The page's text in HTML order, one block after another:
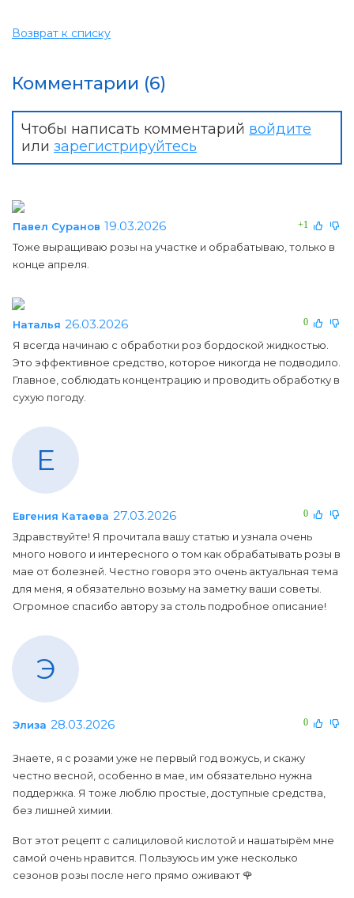
Возврат к списку
Комментарии (6)
Чтобы написать комментарий войдите
или зарегистрируйтесь
+1
Павел Суранов 19.03.2026
Тоже выращиваю розы на участке и обрабатываю, только в
конце апреля.
0
Наталья 26.03.2026
Я всегда начинаю с обработки роз бордоской жидкостью.
Это эффективное средство, которое никогда не подводило.
Главное, соблюдать концентрацию и проводить обработку в
сухую погоду.
Е
0
Евгения Катаева 27.03.2026
Здравствуйте! Я прочитала вашу статью и узнала очень
много нового и интересного о том как обрабатывать розы в
мае от болезней. Честно говоря это очень актуальная тема
для меня, я обязательно возьму на заметку ваши советы.
Огромное спасибо автору за столь подробное описание!
Э
0
Элиза 28.03.2026
Знаете, я с розами уже не первый год вожусь, и скажу
честно весной, особенно в мае, им обязательно нужна
поддержка. Я тоже люблю простые, доступные средства,
без лишней химии.
Вот этот рецепт с салициловой кислотой и нашатырём мне
самой очень нравится. Пользуюсь им уже несколько
сезонов розы после него прямо оживают 🌹